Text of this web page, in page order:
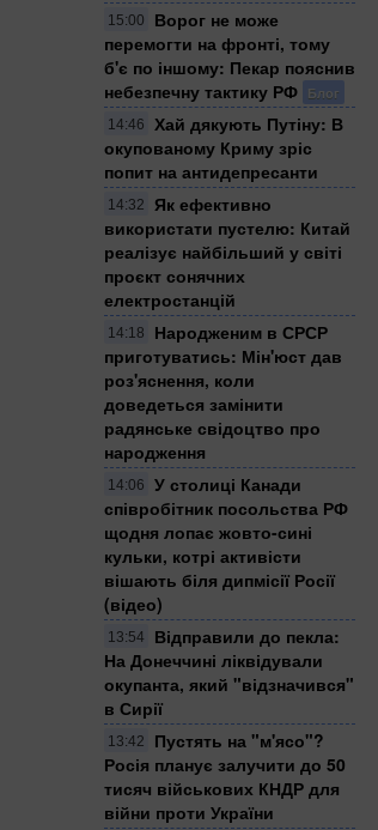
15:00
Ворог не може
перемогти на фронті, тому
б'є по іншому: Пекар пояснив
небезпечну тактику РФ Блог
14:46
Хай дякують Путіну: В
окупованому Криму зріс
попит на антидепресанти
14:32
Як ефективно
використати пустелю: Китай
реалізує найбільший у світі
проєкт сонячних
електростанцій
14:18
Народженим в СРСР
приготуватись: Мін'юст дав
роз'яснення, коли
доведеться замінити
радянське свідоцтво про
народження
14:06
У столиці Канади
співробітник посольства РФ
щодня лопає жовто-сині
кульки, котрі активісти
вішають біля дипмісії Росії
(відео)
13:54
Відправили до пекла:
На Донеччині ліквідували
окупанта, який "відзначився"
в Сирії
13:42
Пустять на "м'ясо"?
Росія планує залучити до 50
тисяч військових КНДР для
війни проти України